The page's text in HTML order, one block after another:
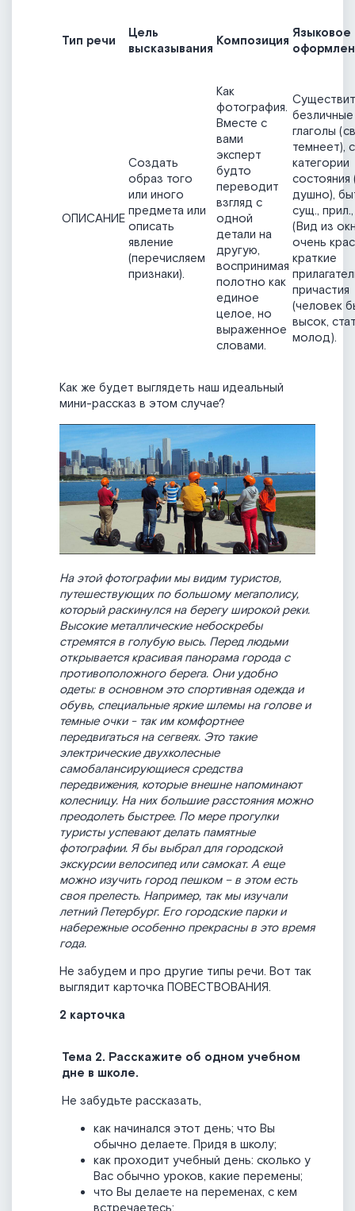
Тип речи
Цель
высказывания
Композиция
Языковое
ОПИСАНИЕ
Создать
образ того
или иного
предмета или
описать
явление
(перечисляем
признаки).
Как
фотография.
Вместе с
вами
эксперт
будто
переводит
взгляд с
одной
детали на
другую,
воспринимая
полотно как
единое
целое, но
выраженное
словами.
безличные
глаголы
темнеет),
категории
состояния
душно),
сущ.,
(Вид из
очень
краткие
причастия
(человек
высок,
молод).
Как же будет выглядеть наш идеальный
мини-рассказ в этом случае?
На этой фотографии мы видим туристов,
путешествующих по большому мегаполису,
который раскинулся на берегу широкой реки.
Высокие металлические небоскребы
стремятся в голубую высь. Перед людьми
открывается красивая панорама города с
противоположного берега. Они удобно
одеты: в основном это спортивная одежда и
обувь, специальные яркие шлемы на голове и
темные очки - так им комфортнее
передвигаться на сегвеях. Это такие
электрические двухколесные
самобалансирующиеся средства
передвижения, которые внешне напоминают
колесницу. На них большие расстояния можно
преодолеть быстрее. По мере прогулки
туристы успевают делать памятные
фотографии. Я бы выбрал для городской
экскурсии велосипед или самокат. А еще
можно изучить город пешком – в этом есть
своя прелесть. Например, так мы изучали
летний Петербург. Его городские парки и
набережные особенно прекрасны в это время
года.
Не забудем и про другие типы речи. Вот так
выглядит карточка ПОВЕСТВОВАНИЯ.
2 карточка
Тема 2. Расскажите об одном учебном
дне в школе.
Не забудьте рассказать,
как начинался этот день; что Вы
обычно делаете. Придя в школу;
как проходит учебный день: сколько у
Вас обычно уроков, какие перемены;
что Вы делаете на переменах, с кем